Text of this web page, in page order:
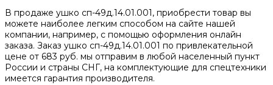
В продаже ушко сп-49д.14.01.001, приобрести товар вы
можете наиболее легким способом на сайте нашей
компании, например, с помощью оформления онлайн
заказа. Заказ ушко сп-49д.14.01.001 по привлекательной
цене от 683 руб. мы отправим в любой населенный пункт
России и страны СНГ, на комплектующие для спецтехники
имеется гарантия производителя.